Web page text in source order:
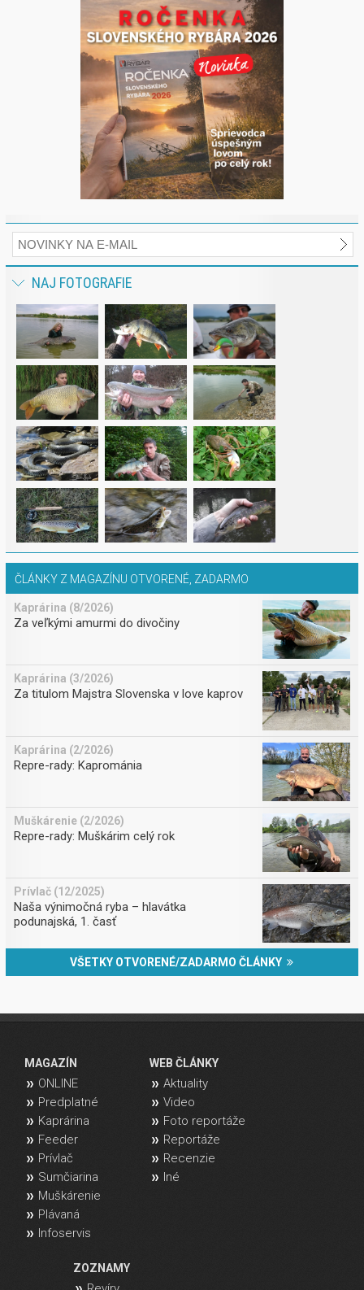
NAJ FOTOGRAFIE
ČLÁNKY Z MAGAZÍNU OTVORENÉ, ZADARMO
Kaprárina (8/2026)
Za veľkými amurmi do divočiny
Kaprárina (3/2026)
Za titulom Majstra Slovenska v love kaprov
Kaprárina (2/2026)
Repre-rady: Kaprománia
Muškárenie (2/2026)
Repre-rady: Muškárim celý rok
Prívlač (12/2025)
Naša výnimočná ryba – hlavátka
podunajská, 1. časť
VŠETKY OTVORENÉ/ZADARMO ČLÁNKY
MAGAZÍN
ONLINE
Predplatné
Kaprárina
Feeder
Prívlač
Sumčiarina
Muškárenie
Plávaná
Infoservis
WEB ČLÁNKY
Aktuality
Video
Foto reportáže
Reportáže
Recenzie
Iné
ZOZNAMY